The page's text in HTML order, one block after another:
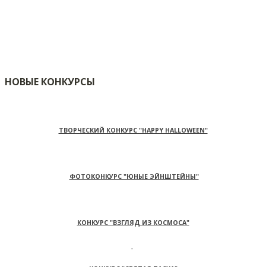
НОВЫЕ КОНКУРСЫ
ТВОРЧЕСКИЙ КОНКУРС "HAPPY HALLOWEEN"
ФОТОКОНКУРС "ЮНЫЕ ЭЙНШТЕЙНЫ"
КОНКУРС "ВЗГЛЯД ИЗ КОСМОСА"